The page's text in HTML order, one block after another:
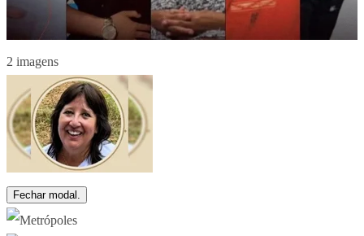
2 imagens
Fechar modal.